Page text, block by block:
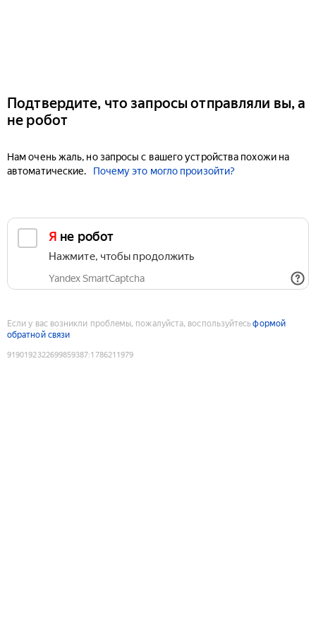
Подтвердите, что запросы отправляли вы, а
не робот
Нам очень жаль, но запросы с вашего устройства похожи на
автоматические.
Почему это могло произойти?
Я не робот
Нажмите, чтобы продолжить
Yandex SmartCaptcha
Если у вас возникли проблемы, пожалуйста, воспользуйтесьформой
обратной связи
9190192322699859387:1786211979